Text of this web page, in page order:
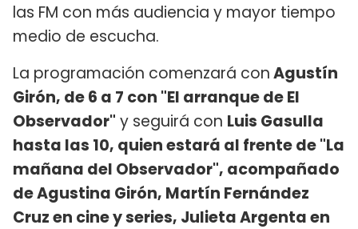
las FM con más audiencia y mayor tiempo
medio de escucha.
La programación comenzará conAgustín
Girón, de 6 a 7 con "El arranque de El
Observador" y seguirá con Luis Gasulla
hasta las 10, quien estará al frente de "La
mañana del Observador", acompañado
de Agustina Girón, Martín Fernández
Cruz en cine y series, Julieta Argenta en